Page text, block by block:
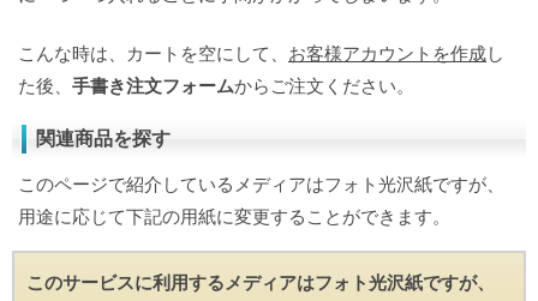
こんな時は、カートを空にして、 お客様アカウントを作成し
た後、 手書き注文フォームからご注文ください。
関連商品を探す
このページで紹介しているメディアはフォト光沢紙ですが、
用途に応じて下記の用紙に変更することができます。
このサービスに利用するメディアはフォト光沢紙ですが、